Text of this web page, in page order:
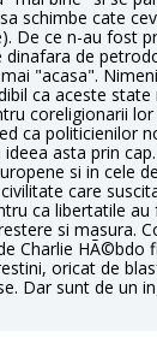
schimbe cate
De ce n-au fost
dinafara de
"acasa".
ca aceste state
coreligionarii lor
ca politicienilor
asta prin
si in cele
care
ca libertatile
si masura.
Charlie HÃ©bdo
oricat de
Dar sunt de un